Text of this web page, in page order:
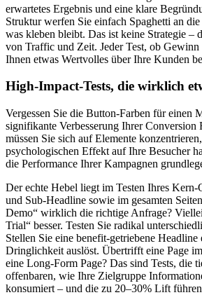
erwartetes Ergebnis und eine klare
Struktur werfen Sie einfach Spaghetti an
was kleben bleibt. Das ist keine Strategie –
von Traffic und Zeit. Jeder Test, ob Gewinn
Ihnen etwas Wertvolles über Ihre Kunden
High-Impact-Tests, die wirklich
Vergessen Sie die Button-Farben für einen
signifikante Verbesserung Ihrer Conversion
müssen Sie sich auf Elemente
psychologischen Effekt auf Ihre Besucher
die Performance Ihrer Kampagnen
Der echte Hebel liegt im Testen Ihres
und Sub-Headline sowie im gesamten
Demo“ wirklich die richtige Anfrage?
Trial“ besser. Testen Sie radikal
Stellen Sie eine benefit-getriebene Headline
Dringlichkeit auslöst. Übertrifft eine Page
eine Long-Form Page? Das sind Tests, die
offenbaren, wie Ihre Zielgruppe
konsumiert – und die zu 20–30% Lift